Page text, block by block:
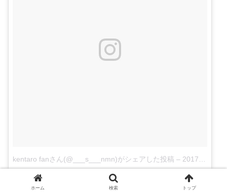
kentaro fanさん(@___s___nmn)がシェアした投稿 – 2017 11月 16 10:20午前 PST
ホーム 検索 トップ